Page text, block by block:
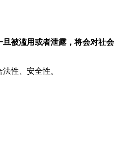
被滥用或者泄露，将会对社会
性、安全性。